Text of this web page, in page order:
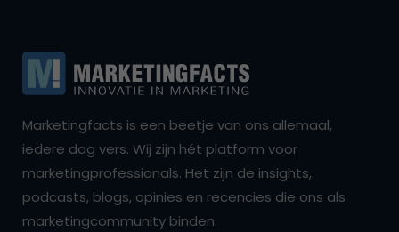
Marketingfacts is een beetje van ons allemaal,
iedere dag vers. Wij zijn hét platform voor
marketingprofessionals. Het zijn de insights,
podcasts, blogs, opinies en recencies die ons als
marketingcommunity binden.